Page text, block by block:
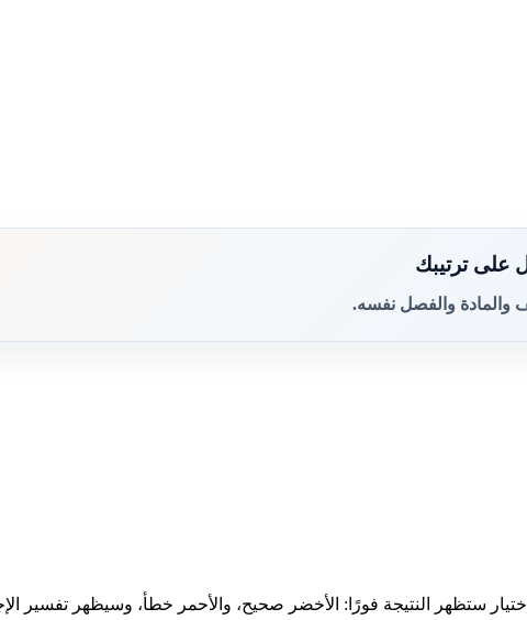
على ترتيبك
والمادة والفصل نفسه.
ستظهر النتيجة فورًا: الأخضر صحيح، والأحمر خطأ، وسيظهر تفسير